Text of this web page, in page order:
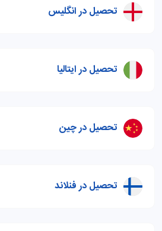
تحصیل در انگلیس
تحصیل در ایتالیا
تحصیل در چین
تحصیل در فنلاند